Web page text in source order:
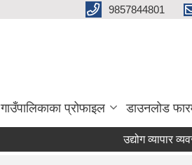
9857844801
गाउँपालिकाका प्रोफाइल डाउनलोड
उद्योग व्यापार